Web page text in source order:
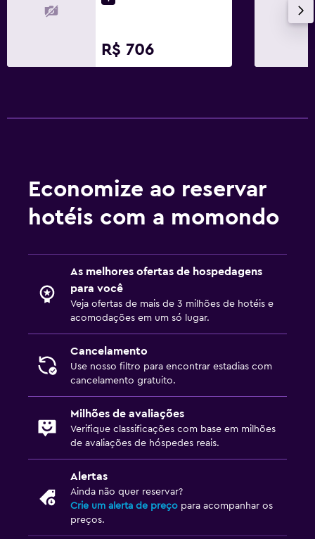
R$ 706
Economize ao reservar
hotéis com a momondo
As melhores ofertas de hospedagens
para você
Veja ofertas de mais de 3 milhões de hotéis e
acomodações em um só lugar.
Cancelamento
Use nosso filtro para encontrar estadias com
cancelamento gratuito.
Milhões de avaliações
Verifique classificações com base em milhões
de avaliações de hóspedes reais.
Alertas
Ainda não quer reservar?
Crie um alerta de preço para acompanhar os
preços.